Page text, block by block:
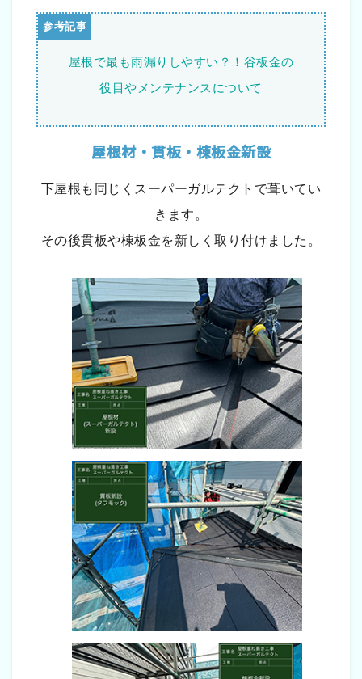
屋根で最も雨漏りしやすい？！谷板金の
役目やメンテナンスについて
屋根材・貫板・棟板金新設
下屋根も同じくスーパーガルテクトで葺いてい
きます。
その後貫板や棟板金を新しく取り付けました。